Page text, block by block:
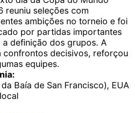
reuniu seleções com
ambições no torneio e foi
por partidas importantes
a definição dos grupos. A
confrontos decisivos, reforçou
equipes.
Baía de San Francisco), EUA